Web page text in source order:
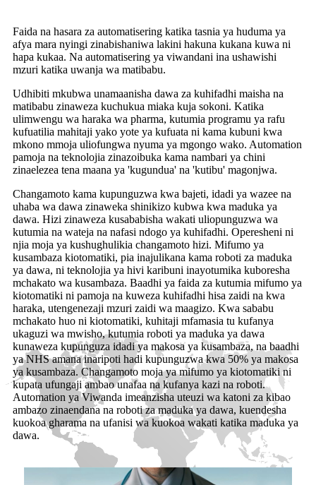
Faida na hasara za automatisering katika tasnia ya huduma ya
afya mara nyingi zinabishaniwa lakini hakuna kukana kuwa ni
hapa kukaa. Na automatisering ya viwandani ina ushawishi
mzuri katika uwanja wa matibabu.
Udhibiti mkubwa unamaanisha dawa za kuhifadhi maisha na
matibabu zinaweza kuchukua miaka kuja sokoni. Katika
ulimwengu wa haraka wa pharma, kutumia programu ya rafu
kufuatilia mahitaji yako yote ya kufuata ni kama kubuni kwa
mkono mmoja uliofungwa nyuma ya mgongo wako. Automation
pamoja na teknolojia zinazoibuka kama nambari ya chini
zinaelezea tena maana ya 'kugundua' na 'kutibu' magonjwa.
Changamoto kama kupunguzwa kwa bajeti, idadi ya wazee na
uhaba wa dawa zinaweka shinikizo kubwa kwa maduka ya
dawa. Hizi zinaweza kusababisha wakati uliopunguzwa wa
kutumia na wateja na nafasi ndogo ya kuhifadhi. Operesheni ni
njia moja ya kushughulikia changamoto hizi. Mifumo ya
kusambaza kiotomatiki, pia inajulikana kama roboti za maduka
ya dawa, ni teknolojia ya hivi karibuni inayotumika kuboresha
mchakato wa kusambaza. Baadhi ya faida za kutumia mifumo ya
kiotomatiki ni pamoja na kuweza kuhifadhi hisa zaidi na kwa
haraka, utengenezaji mzuri zaidi wa maagizo. Kwa sababu
mchakato huo ni kiotomatiki, kuhitaji mfamasia tu kufanya
ukaguzi wa mwisho, kutumia roboti ya maduka ya dawa
kunaweza kupunguza idadi ya makosa ya kusambaza, na baadhi
ya NHS amana inaripoti hadi kupunguzwa kwa 50% ya makosa
ya kusambaza. Changamoto moja ya mifumo ya kiotomatiki ni
kupata ufungaji ambao unafaa na kufanya kazi na roboti.
Automation ya Viwanda imeanzisha uteuzi wa katoni za kibao
ambazo zinaendana na roboti za maduka ya dawa, kuendesha
kuokoa gharama na ufanisi wa kuokoa wakati katika maduka ya
dawa.